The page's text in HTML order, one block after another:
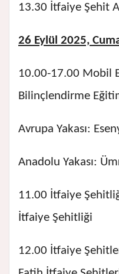
13.30 İtfaiye Şehit
26 Eylül 2025,
10.00-17.00 Mobil
Bilinçlendirme
Avrupa Yakası:
Anadolu Yakası:
11.00 İtfaiye
İtfaiye Şehitliği
12.00 İtfaiye